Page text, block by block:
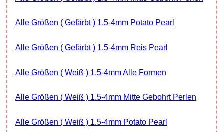
Alle Größen ( Gefärbt ) 1.5-4mm Potato Pearl
Alle Größen ( Gefärbt ) 1.5-4mm Reis Pearl
Alle Größen ( Weiß ) 1.5-4mm Alle Formen
Alle Größen ( Weiß ) 1.5-4mm Mitte Gebohrt Perlen
Alle Größen ( Weiß ) 1.5-4mm Potato Pearl